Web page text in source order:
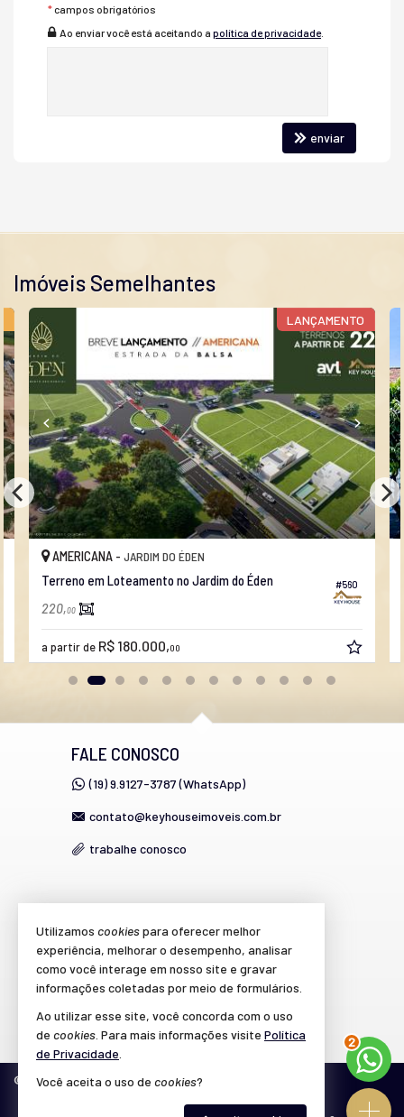
*campos obrigatórios
Ao enviar você está aceitando a política de privacidade.
enviar
Imóveis Semelhantes
LANÇAMENTO
#560
AMERICANA - JARDIM DO ÉDEN
Terreno em Loteamento no Jardim do Éden
220,00
a partir de R$ 180.000,00
FALE CONOSCO
(19) 9.9127-3787 (WhatsApp)
contato@keyhouseimoveis.com.br
trabalhe conosco
cadastre seu imóvel
imóveis favoritos
mapa de imóveis
© 2026CRECI/SP 39.864-J Política de Privacidade
Utilizamos cookiespara oferecer melhor
experiência, melhorar o desempenho, analisar
como você interage em nosso site e gravar
informações coletadas por meio de formulários.
Ao utilizar esse site, você concorda com o uso
de cookies . Para mais informações visite Política
de Privacidade
Você aceita o uso de cookies?